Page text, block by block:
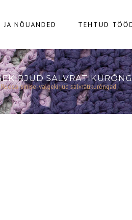
JA NÕUANDED TEHTUD
Roosa-sinise-valgekirjud salvrätikurõngad